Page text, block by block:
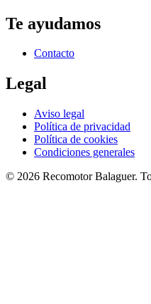
Te ayudamos
Contacto
Legal
Aviso legal
Política de privacidad
Política de cookies
Condiciones generales
© 2026 RecomotorBalaguer.